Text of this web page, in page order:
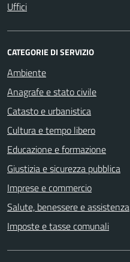
Uffici
CATEGORIE DI SERVIZIO
Ambiente
Anagrafe e stato civile
Catasto e urbanistica
Cultura e tempo libero
Educazione e formazione
Giustizia e sicurezza pubblica
Imprese e commercio
Salute, benessere e assistenza
Imposte e tasse comunali